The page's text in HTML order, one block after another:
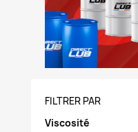
FILTRER PAR
Viscosité